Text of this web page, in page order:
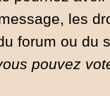
les
forum ou du
pouvez